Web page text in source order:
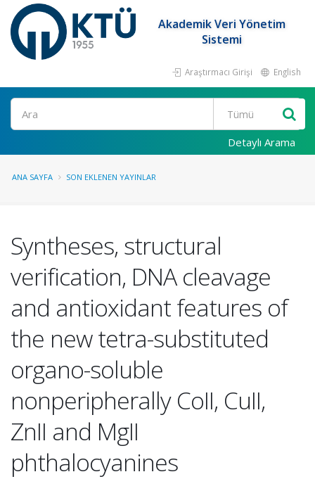
Akademik Veri Yönetim
Sistemi
Araştırmacı Girişi English
Ara
Detaylı Arama
ANA SAYFA SON EKLENEN YAYINLAR
Syntheses, structural
verification, DNA cleavage
and antioxidant features of
the new tetra-substituted
organo-soluble
nonperipherally CoII, CuII,
ZnII and MgII
phthalocyanines